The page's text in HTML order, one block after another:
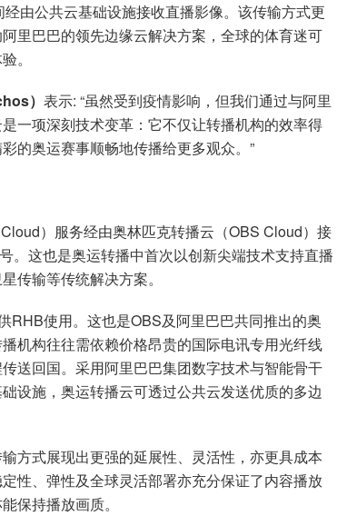
由公共云基础设施接收直播影像。该传输方式更
里巴巴的领先边缘云解决方案，全球的体育迷可
。
） 表示: “虽然受到疫情影响，但我们通过与阿里
一项深刻技术变革：它不仅让转播机构的效率得
的奥运赛事顺畅地传播给更多观众。”
）服务经由奥林匹克转播云（OBS Cloud）接
。这也是奥运转播中首次以创新尖端技术支持直播
传输等传统解决方案。
RHB使用。这也是OBS及阿里巴巴共同推出的奥
机构往往需依赖价格昂贵的国际电讯专用光纤线
送回国。采用阿里巴巴集团数字技术与智能骨干
设施，奥运转播云可透过公共云发送优质的多边
方式展现出更强的延展性、灵活性，亦更具成本
性、弹性及全球灵活部署亦充分保证了内容播放
保持播放画质。